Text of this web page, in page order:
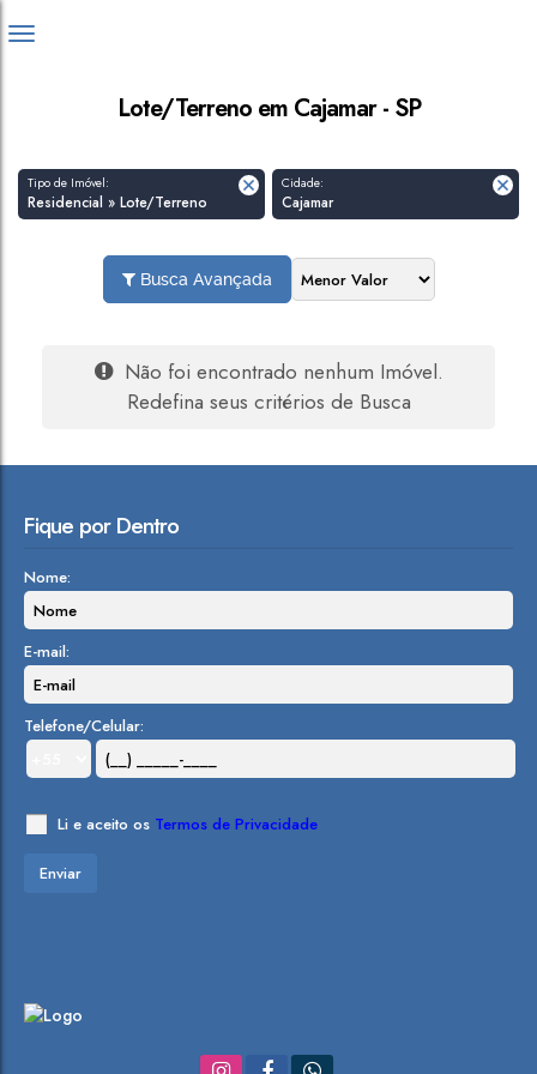
Lote/Terreno em Cajamar - SP
Tipo de Imóvel:
Residencial » Lote/Terreno
Cidade:
Cajamar
Busca Avançada
Não foi encontrado nenhum Imóvel.
Redefina seus critérios de Busca
Fique por Dentro
Nome:
E-mail:
Telefone/Celular:
Li e aceito os Termos de Privacidade